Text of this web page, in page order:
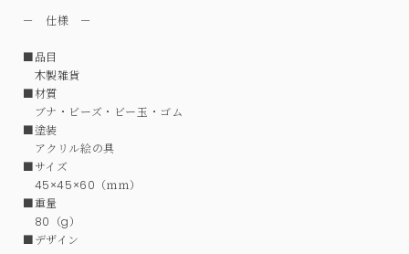
－ 仕様 －
■品目
木製雑貨
■材質
ブナ・ビーズ・ビー玉・ゴム
■塗装
アクリル絵の具
■サイズ
45×45×60（ｍｍ）
■重量
80（g）
■デザイン